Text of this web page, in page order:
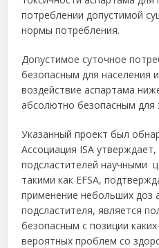
потреблении допустимой
нормы потребления.
Допустимое суточное
безопасным для населения
воздействие аспартама
абсолютно безопасным для
Указанный проект был
Ассоциация ISA
подсластителей научными
такими как EFSA,
применение небольших доз
подсластителя, является
безопасным с позиции
вероятных проблем со